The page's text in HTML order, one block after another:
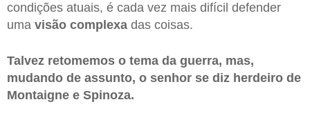
condições atuais, é cada vez mais difícil defender
uma visão complexa das coisas.
Talvez retomemos o tema da guerra, mas,
mudando de assunto, o senhor se diz herdeiro de
Montaigne e Spinoza.